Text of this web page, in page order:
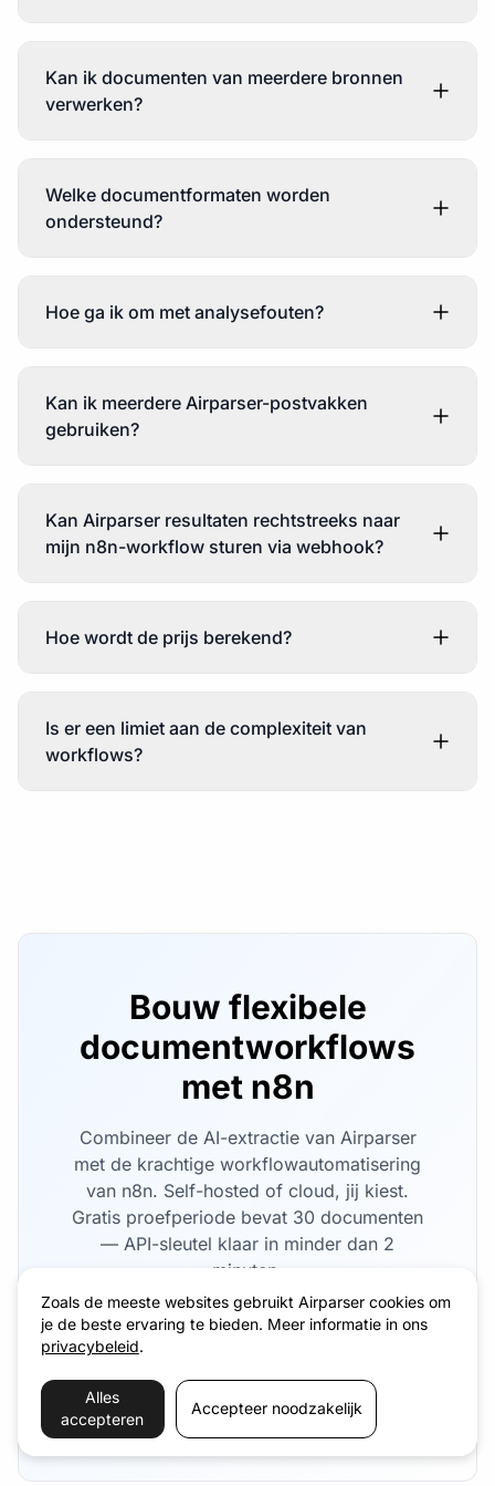
Zoals de meeste websites gebruikt Airparser cookies om
je de beste ervaring te bieden. Meer informatie in ons
privacybeleid.
Alles
accepteren
Accepteer noodzakelijk
Kan ik documenten van meerdere bronnen
verwerken?
Welke documentformaten worden
ondersteund?
Hoe ga ik om met analysefouten?
Kan ik meerdere Airparser-postvakken
gebruiken?
Kan Airparser resultaten rechtstreeks naar
mijn n8n-workflow sturen via webhook?
Hoe wordt de prijs berekend?
Is er een limiet aan de complexiteit van
workflows?
Bouw flexibele
documentworkflows
met n8n
Combineer de AI-extractie van Airparser
met de krachtige workflowautomatisering
van n8n. Self-hosted of cloud, jij kiest.
Gratis proefperiode bevat 30 documenten
— API-sleutel klaar in minder dan 2
minuten.
Start gratis proefperiode →
Bekijk integratiedocumentatie